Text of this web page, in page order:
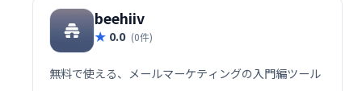
高めましょう。
beehiiv
0.0 (0件)
無料で使える、メールマーケティングの入門編ツール